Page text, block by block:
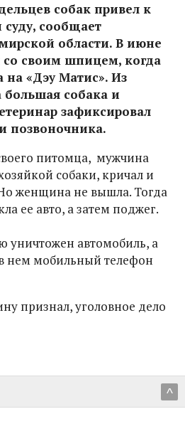
собак привел к
сообщает
области. В июне
со своим шпицем, когда
на «Дэу Матис». Из
собака и
зафиксировал
позвоночника.
питомца, мужчина
собаки, кричал и
женщина не вышла. Тогда
ее авто, а затем поджег.
уничтожен автомобиль, а
нем мобильный телефон
признал, уголовное дело
^